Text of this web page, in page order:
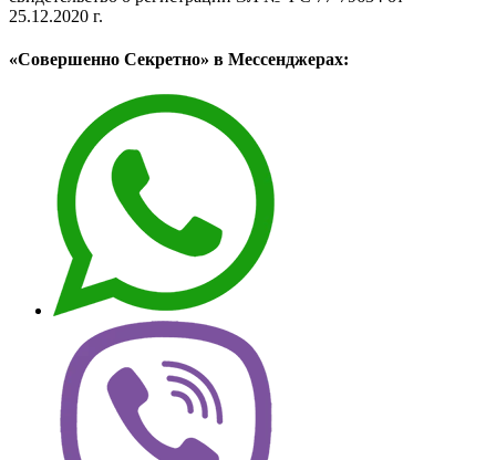
25.12.2020 г.
«Совершенно Секретно» в Мессенджерах: